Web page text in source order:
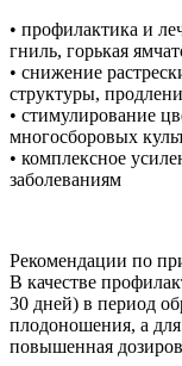
• профилактика и
гниль, горькая
• снижение
структуры,
• стимулирование
многосборовых
• комплексное
заболеваниям
Рекомендации по
В качестве
30 дней) в период
плодоношения, а
повышенная